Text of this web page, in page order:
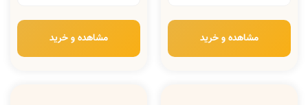
مشاهده و خرید مشاهده و خرید